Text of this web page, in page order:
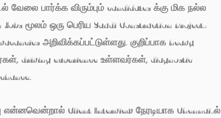
வேலை பார்க்க விரும்பும் candidates க்கு மிக நல்ல
Jobs மூலம் ஒரு பெரிய Saudi Construction Project-
அறிவிக்கப்பட்டுள்ளது. குறிப்பாக heavy
driving experience உள்ளவர்கள், diagnostic
என்னவென்றால் Client Interview நேரடியாக Chennai-ல்